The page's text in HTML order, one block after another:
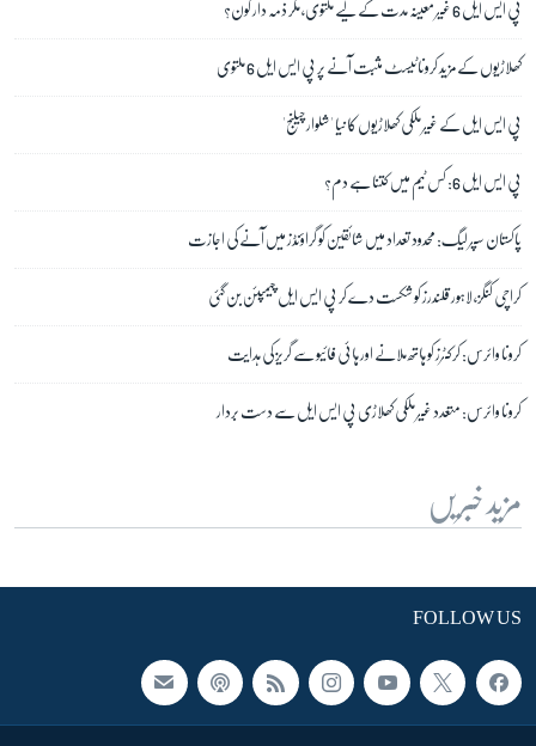
پی ایس ایل 6 غیر معینہ مدت کے لیے ملتوی، مگر ذمہ دار کون؟
کھلاڑیوں کے مزید کرونا ٹیسٹ مثبت آنے پر پی ایس ایل 6 ملتوی
پی ایس ایل کے غیر ملکی کھلاڑیوں کا نیا 'شلوار چیلنج'
پی ایس ایل 6: کس ٹیم میں کتنا ہے دم؟
پاکستان سپر لیگ: محدود تعداد میں شائقین کو گراؤنڈز میں آنے کی اجازت
کراچی کنگز، لاہور قلندرز کو شکست دے کر پی ایس ایل چیمپئن بن گئی
کرونا وائرس: کرکٹرز کو ہاتھ ملانے اور ہائی فائیو سے گریز کی ہدایت
کرونا وائرس: متعدد غیر ملکی کھلاڑی پی ایس ایل سے دست بردار
مزید خبریں
FOLLOW US